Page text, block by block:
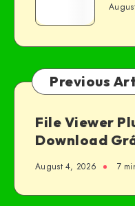
Previous
File Viewer
Download
August 4, 2026 7